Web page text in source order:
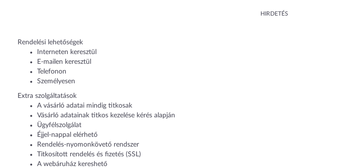
HIRDETÉS
Rendelési lehetőségek
Interneten keresztül
E-mailen keresztül
Telefonon
Személyesen
Extra szolgáltatások
A vásárló adatai mindig titkosak
Vásárló adatainak titkos kezelése kérés alapján
Ügyfélszolgálat
Éjjel-nappal elérhető
Rendelés-nyomonkövető rendszer
Titkosított rendelés és fizetés (SSL)
A webáruház kereshető